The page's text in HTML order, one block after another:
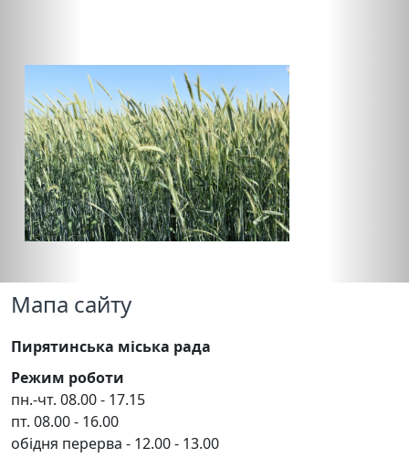
Мапа сайту
Пирятинська міська рада
Режим роботи
пн.-чт. 08.00 - 17.15
пт. 08.00 - 16.00
обідня перерва - 12.00 - 13.00